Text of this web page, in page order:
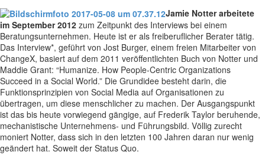
Jamie Notter arbeitete
im September 2012 zum Zeitpunkt des Interviews bei einem
Beratungsunternehmen. Heute ist er als freiberuflicher Berater tätig.
Das Interview*, geführt von Jost Burger, einem freien Mitarbeiter von
ChangeX, basiert auf dem 2011 veröffentlichten Buch von Notter und
Maddie Grant: “Humanize. How People-Centric Organizations
Succeed in a Social World.” Die Grundidee besteht darin, die
Funktionsprinzipien von Social Media auf Organisationen zu
übertragen, um diese menschlicher zu machen. Der Ausgangspunkt
ist das bis heute vorwiegend gängige, auf Frederik Taylor beruhende,
mechanistische Unternehmens- und Führungsbild. Völlig zurecht
moniert Notter, dass sich in den letzten 100 Jahren daran nur wenig
geändert hat. Soweit der Status Quo.